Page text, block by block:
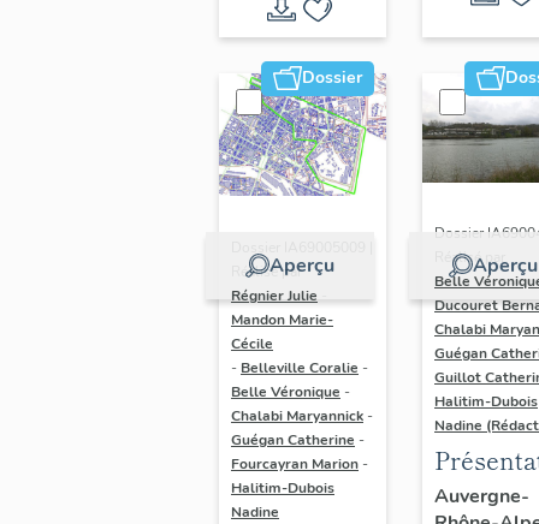
Dossier
Aperçu
Réalisé par
Régnier Julie
Mandon Marie-
Cécile
- Belleville Coralie -
Belle Véronique -
Chalabi Maryannick -
Guégan Catherine -
Fourcayran Marion -
Halitim-Dubois
Nadine
Aperçu
Dossier
Réalisé par
Belle
Ducouret
Chalabi
Guégan
Guillot
Halitim-Dubois
Nadine
du
Auvergne-